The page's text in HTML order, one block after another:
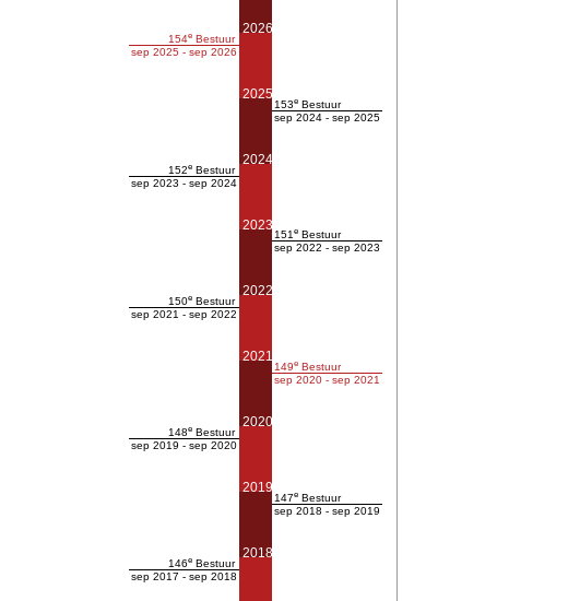
154e Bestuur
sep 2025 - sep 2026
152e Bestuur
sep 2023 - sep 2024
150e Bestuur
sep 2021 - sep 2022
148e Bestuur
sep 2019 - sep 2020
146e Bestuur
sep 2017 - sep 2018
2026
2025
2024
2023
2022
2021
2020
2019
2018
153e Bestuur
sep 2024 - sep 2025
151 e Bestuur
sep 2022 - sep 2023
149e Bestuur
sep 2020 - sep 2021
147e Bestuur
sep 2018 - sep 2019